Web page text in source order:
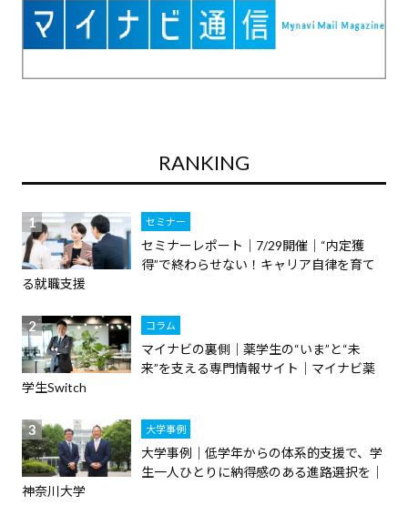
RANKING
セミナー
セミナーレポート｜7/29開催｜“内定獲
得”で終わらせない！キャリア自律を育て
る就職支援
コラム
マイナビの裏側｜薬学生の“いま”と“未
来”を支える専門情報サイト｜マイナビ薬
学生Switch
大学事例
大学事例｜低学年からの体系的支援で、学
生一人ひとりに納得感のある進路選択を｜
神奈川大学